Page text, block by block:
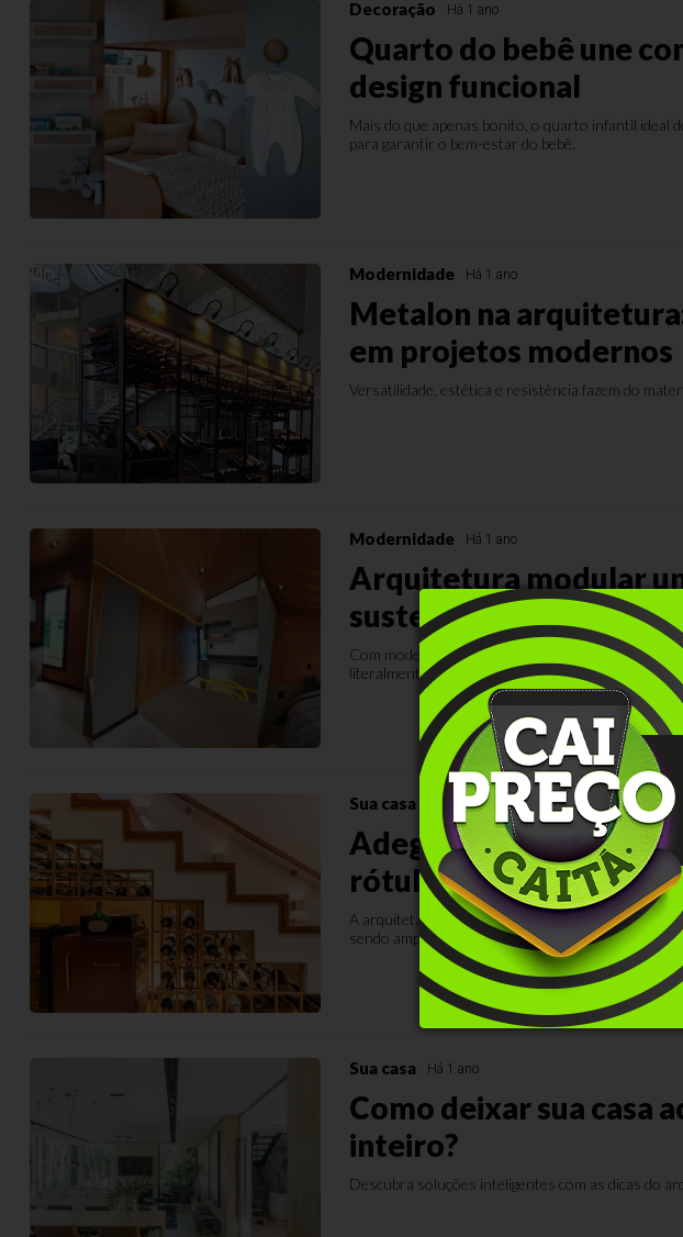
Decoração Há 1 ano
Quarto do bebê une
design funcional
Mais do que apenas bonito, o quarto infantil ideal
para garantir o bem-estar do bebê.
Modernidade Há 1 ano
Metalon na
em projetos modernos
Versatilidade, estética e resistência fazem do
Modernidade Há 1 ano
Arquitetura modular
sustentabilidade
Com modelos pré-definidos e sistemas pré-
literalmente, “montados” no terreno.
Sua casa Há 1 ano
Adega em casa:
rótulos favoritos à mão
A arquiteta Débora Giardin revela que esses
sendo amplamente incorporados em locais
Sua casa Há 1 ano
Como deixar sua casa
inteiro?
Descubra soluções inteligentes com as dicas do